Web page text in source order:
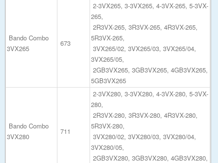
Bando Combo
3VX265
673
2-3VX265, 3-3VX265, 4-3VX-265, 5-3VX-
265,
2R3VX-265, 3R3VX-265, 4R3VX-265,
5R3VX-265,
3VX265/02, 3VX265/03, 3VX265/04,
3VX265/05,
2GB3VX265, 3GB3VX265, 4GB3VX265,
5GB3VX265
Bando Combo
3VX280
711
2-3VX280, 3-3VX280, 4-3VX-280, 5-3VX-
280,
2R3VX-280, 3R3VX-280, 4R3VX-280,
5R3VX-280,
3VX280/02, 3VX280/03, 3VX280/04,
3VX280/05,
2GB3VX280, 3GB3VX280, 4GB3VX280,